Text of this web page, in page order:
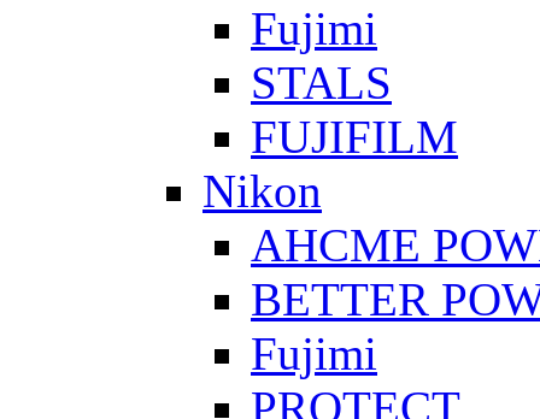
Fujimi
STALS
FUJIFILM
Nikon
AHCME
BETTER
Fujimi
PROTECT